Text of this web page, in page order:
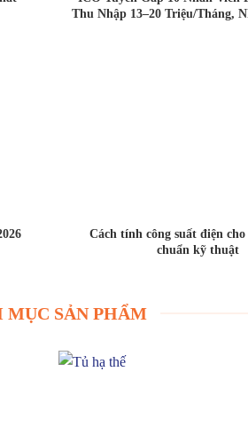
Thu Nhập 13–20 Triệu/Tháng,
Cách tính công suất điện
chuẩn kỹ thuật
MỤC SẢN PHẨM